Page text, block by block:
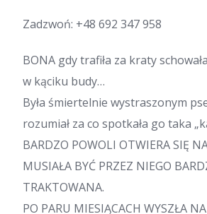
Zadzwoń: +48 692 347 958
BONA gdy trafiła za kraty
w kąciku budy…
Była śmiertelnie wystraszonym
rozumiał za co spotkała go taka
BARDZO POWOLI OTWIERA SIĘ
MUSIAŁA BYĆ PRZEZ NIEGO
TRAKTOWANA.
PO PARU MIESIĄCACH WYSZŁA